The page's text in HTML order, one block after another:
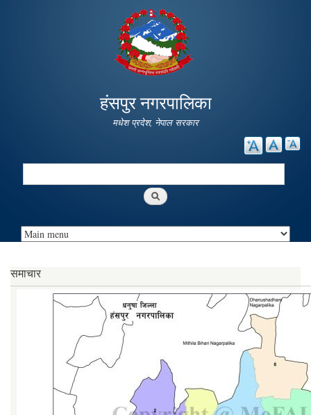
main
content
हंसपुर नगरपालिका
मधेश प्रदेश, नेपाल सरकार
Search
समाचार